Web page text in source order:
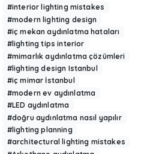
#interior lighting mistakes
#modern lighting design
#iç mekan aydınlatma hataları
#lighting tips interior
#mimarlık aydınlatma çözümleri
#lighting design Istanbul
#iç mimar İstanbul
#modern ev aydınlatma
#LED aydınlatma
#doğru aydınlatma nasıl yapılır
#lighting planning
#architectural lighting mistakes